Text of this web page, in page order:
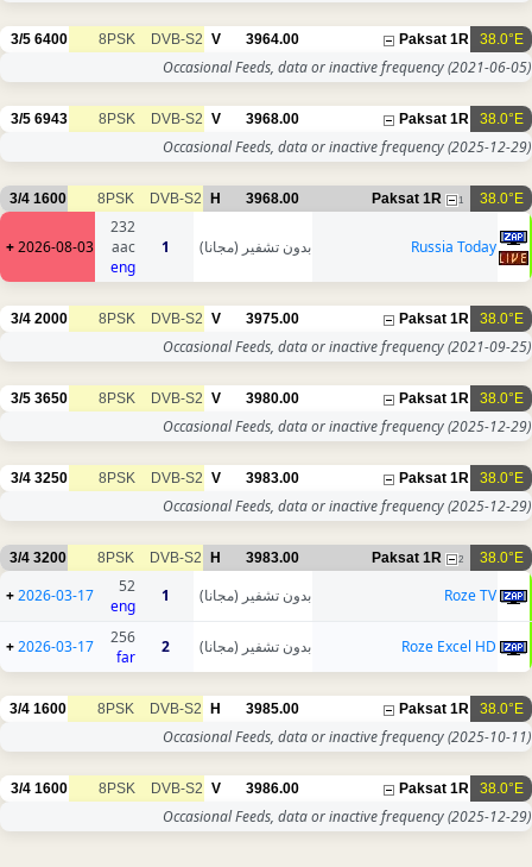
38.0°E
Paksat 1R
3964.00
V
DVB-S2
8PSK
6400
3/5
Occasional Feeds, data or inactive frequency(2021-06-05)
38.0°E
Paksat 1R
3968.00
V
DVB-S2
8PSK
6943
3/5
Occasional Feeds, data or inactive frequency(2025-12-29)
38.0°E
Paksat 1R 1
3968.00
H
DVB-S2
8PSK
1600
3/4
Russia Today بدون تشفير (مجانا) 1
232
aac
eng
2026-08-03
+
38.0°E
Paksat 1R
3975.00
V
DVB-S2
8PSK
2000
3/4
Occasional Feeds, data or inactive frequency(2021-09-25)
38.0°E
Paksat 1R
3980.00
V
DVB-S2
8PSK
3650
3/5
Occasional Feeds, data or inactive frequency(2025-12-29)
38.0°E
Paksat 1R
3983.00
V
DVB-S2
8PSK
3250
3/4
Occasional Feeds, data or inactive frequency(2025-12-29)
38.0°E
Paksat 1R 2
3983.00
H
DVB-S2
8PSK
3200
3/4
Roze TV بدون تشفير (مجانا) 1
52
eng
2026-03-17
+
Roze Excel HD بدون تشفير (مجانا) 2
256
far
2026-03-17
+
38.0°E
Paksat 1R
3985.00
H
DVB-S2
8PSK
1600
3/4
Occasional Feeds, data or inactive frequency(2025-10-11)
38.0°E
Paksat 1R
3986.00
V
DVB-S2
8PSK
1600
3/4
Occasional Feeds, data or inactive frequency(2025-12-29)